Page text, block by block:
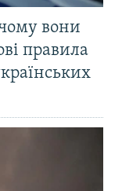
вони
правила